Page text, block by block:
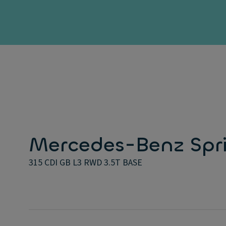
Mercedes-Benz
315 CDI GB L3 RWD 3.5T BASE